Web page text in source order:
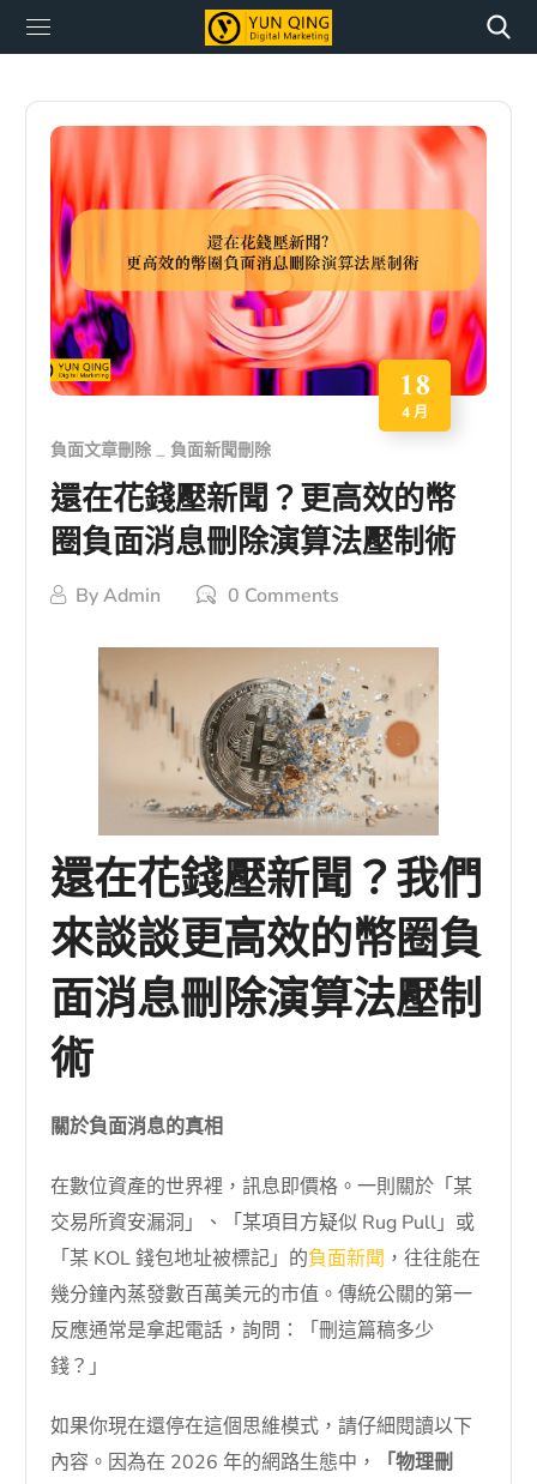
18
4 月
負面文章刪除 負面新聞刪除
還在花錢壓新聞？更高效的幣
圈負面消息刪除演算法壓制術
ByAdmin 0 Comments
還在花錢壓新聞？我們
來談談更高效的幣圈負
面消息刪除演算法壓制
術
關於負面消息的真相
在數位資產的世界裡，訊息即價格。一則關於「某
交易所資安漏洞」、「某項目方疑似 Rug Pull」或
「某 KOL 錢包地址被標記」的負面新聞 ，往往能在
幾分鐘內蒸發數百萬美元的市值。傳統公關的第一
反應通常是拿起電話，詢問：「刪這篇稿多少
錢？」
如果你現在還停在這個思維模式，請仔細閱讀以下
內容。因為在 2026 年的網路生態中，
「物理刪